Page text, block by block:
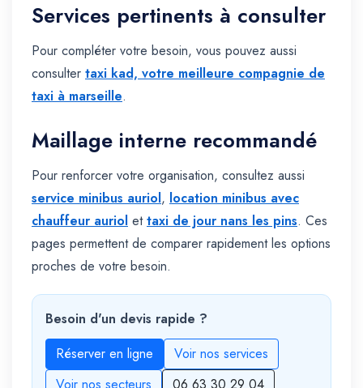
Services pertinents à consulter
Pour compléter votre besoin, vous pouvez aussi
consulter taxi kad, votre meilleure compagnie de
taxi à marseille.
Maillage interne recommandé
Pour renforcer votre organisation, consultez aussi
service minibus auriol, location minibus avec
chauffeur auriol ettaxi de jour nans les pins. Ces
pages permettent de comparer rapidement les options
proches de votre besoin.
Besoin d'un devis rapide ?
Réserver en ligne
Voir nos services